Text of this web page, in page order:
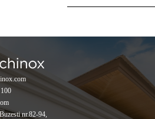
nr.82-94,